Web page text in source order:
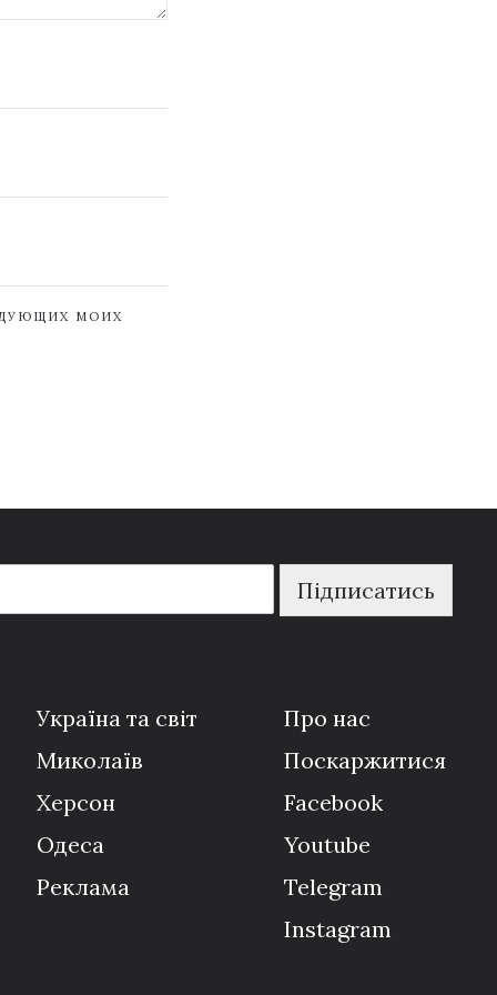
МОИХ
Підписатись
Україна та світ
Миколаїв
Херсон
Одеса
Реклама
Про нас
Поскаржитися
Facebook
Youtube
Telegram
Instagram